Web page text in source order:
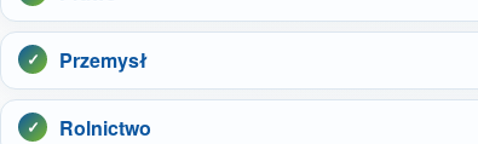
Przemysł
Rolnictwo